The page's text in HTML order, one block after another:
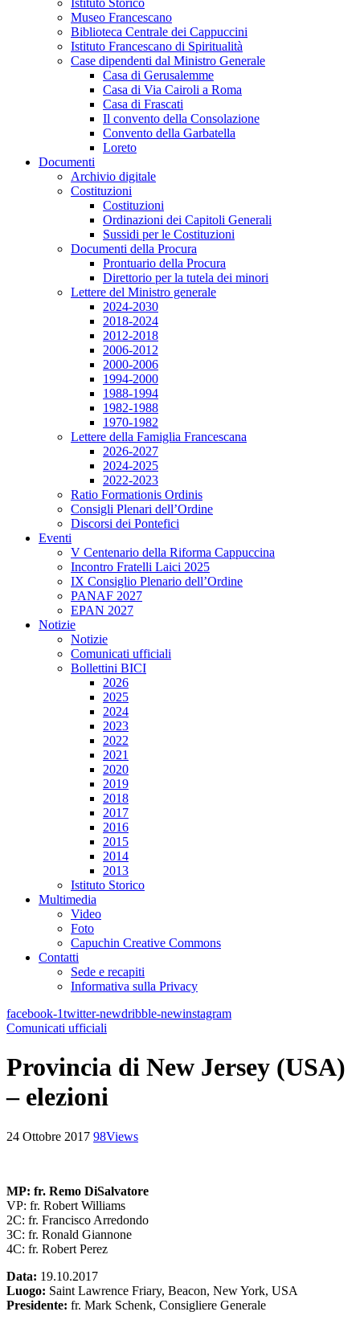
Istituto Storico
Museo Francescano
Biblioteca Centrale dei Cappuccini
Istituto Francescano di Spiritualità
Case dipendenti dal Ministro Generale
Casa di Gerusalemme
Casa di Via Cairoli a Roma
Casa di Frascati
Il convento della Consolazione
Convento della Garbatella
Loreto
Documenti
Archivio digitale
Costituzioni
Costituzioni
Ordinazioni dei Capitoli Generali
Sussidi per le Costituzioni
Documenti della Procura
Prontuario della Procura
Direttorio per la tutela dei minori
Lettere del Ministro generale
2024-2030
2018-2024
2012-2018
2006-2012
2000-2006
1994-2000
1988-1994
1982-1988
1970-1982
Lettere della Famiglia Francescana
2026-2027
2024-2025
2022-2023
Ratio Formationis Ordinis
Consigli Plenari dell’Ordine
Discorsi dei Pontefici
Eventi
V Centenario della Riforma Cappuccina
Incontro Fratelli Laici 2025
IX Consiglio Plenario dell’Ordine
PANAF 2027
EPAN 2027
Notizie
Notizie
Comunicati ufficiali
Bollettini BICI
2026
2025
2024
2023
2022
2021
2020
2019
2018
2017
2016
2015
2014
2013
Istituto Storico
Multimedia
Video
Foto
Capuchin Creative Commons
Contatti
Sede e recapiti
Informativa sulla Privacy
facebook-1twitter-newdribble-newinstagram
Comunicati ufficiali
Provincia di New Jersey (USA)
– elezioni
24 Ottobre 2017 98Views
MP: fr. Remo DiSalvatore
VP: fr. Robert Williams
2C: fr. Francisco Arredondo
3C: fr. Ronald Giannone
4C: fr. Robert Perez
Data: 19.10.2017
Luogo: Saint Lawrence Friary, Beacon, New York, USA
Presidente: fr. Mark Schenk, Consigliere Generale